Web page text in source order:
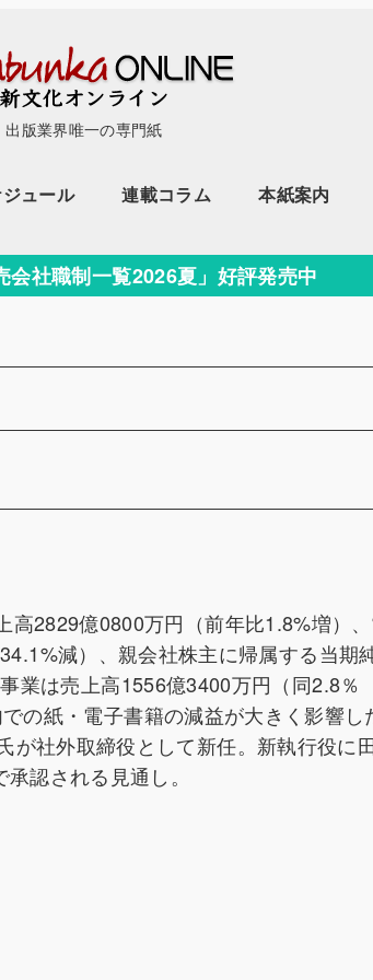
出版業界唯一の専門紙
ュール 連載コラム 本紙案内
会社職制一覧2026夏」好評発売中
2829億0800万円（前年比1.8%増）
減）、親会社株主に帰属する当期
業は売上高1556億3400万円（同2.8％
の紙・電子書籍の減益が大きく影響し
が社外取締役として新任。新執行役に
認される見通し。